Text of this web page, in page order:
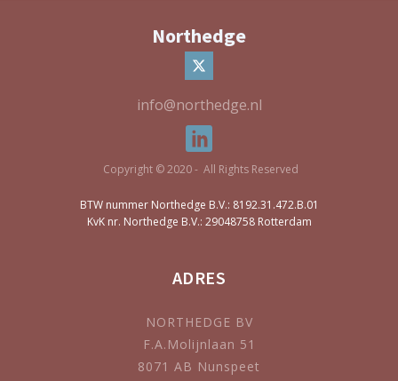
Northedge
info@northedge.nl
Copyright © 2020 - All Rights Reserved
BTW nummer Northedge B.V.: 8192.31.472.B.01
KvK nr. Northedge B.V.: 29048758 Rotterdam
ADRES
NORTHEDGE BV
F.A.Molijnlaan 51
8071 AB Nunspeet